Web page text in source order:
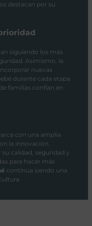
destacan por su
siguiendo los más
Asimismo, la
nuevas
durante cada etapa
familias confían en
con una amplia
la innovación.
calidad, seguridad y
para hacer más
continúa siendo una